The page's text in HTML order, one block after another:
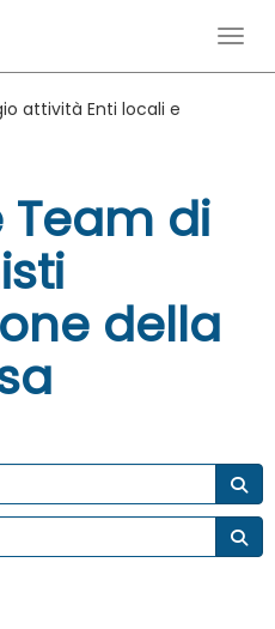
attività Enti locali e
Team di
della